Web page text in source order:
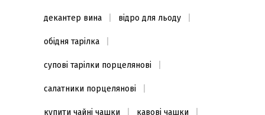
декантер вина відро для льоду
обідня тарілка
супові тарілки порцелянові
салатники порцелянові
купити чайні чашки кавові чашки